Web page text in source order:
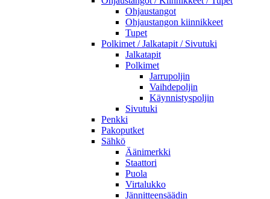
Ohjaustangot
Ohjaustangon kiinnikkeet
Tupet
Polkimet / Jalkatapit / Sivutuki
Jalkatapit
Polkimet
Jarrupoljin
Vaihdepoljin
Käynnistyspoljin
Sivutuki
Penkki
Pakoputket
Sähkö
Äänimerkki
Staattori
Puola
Virtalukko
Jännitteensäädin